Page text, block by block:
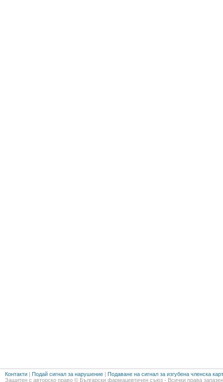
Контакти | Подай сигнал за нарушение | Подаване на сигнал за изгубена членска
Защитен с авторско право © Български фармацевтичен съюз - Всички права